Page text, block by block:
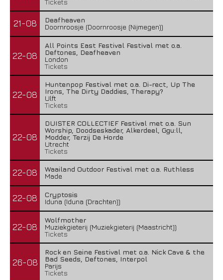
Tickets
21-08
Deafheaven
Doornroosje (Doornroosje (Nijmegen))
22-08
All Points East Festival Festival met o.a.
Deftones, Deafheaven
London
Tickets
22-08
Huntenpop Festival met o.a. Di-rect, Up The
Irons, The Dirty Daddies, Therapy?
Ulft
Tickets
22-08
DUISTER COLLECTIEF Festival met o.a. Sun
Worship, Doodseskader, Alkerdeel, Ggu:ll,
Modder, Terzij De Horde
Utrecht
Tickets
22-08
Waailand Outdoor Festival met o.a. Ruthless
Made
22-08
Cryptosis
Iduna (Iduna (Drachten))
22-08
Wolfmother
Muziekgieterij (Muziekgieterij (Maastricht))
Tickets
26-08
Rock en Seine Festival met o.a. Nick Cave & the
Bad Seeds, Deftones, Interpol
Parijs
Tickets